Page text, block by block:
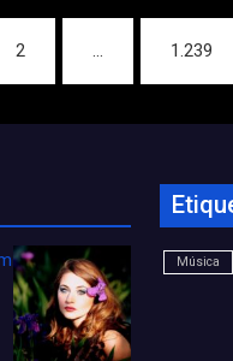
2 … 1.239
Música